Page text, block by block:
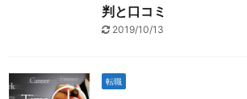
判と口コミ
2019/10/13
転職